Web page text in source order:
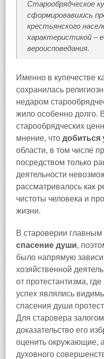
Старообрядческое
сформировавшись
крестьянского
характеристикой –
вероисповедания.
Именно в купечестве
сохранилась
недаром
жило особенно долго.
старообрядческих
мнение, что добиться
области, в том числе
посредством только
деятельности
рассматривалось как
чистоты человека и
жизни.
В староверии главным
спасение души,
было напрямую
хозяйственной
от протестантизма,
успех являлись
спасения души
Для старовера
доказательство его
оценить окружающие,
духовного